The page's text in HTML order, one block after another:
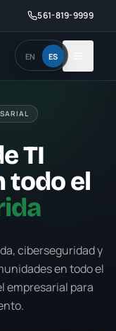
561-819-9999
ES
EN
TI
todo el
ciberseguridad y
en todo el
empresarial para